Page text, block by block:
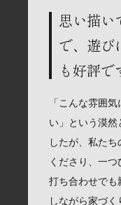
思い描い
で、遊び
も好評で
「こんな雰囲
い」という漠
したが、私た
くださり、一つ
打ち合わせでも
しながら家づ